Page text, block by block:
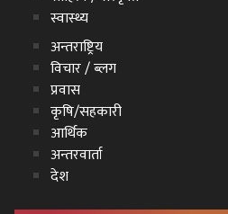
स्वास्थ्य
अन्तराष्ट्रिय
विचार / ब्लग
प्रवास
कृषि/सहकारी
आर्थिक
अन्तरवार्ता
देश